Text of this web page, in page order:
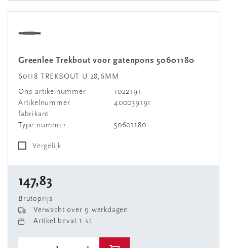
Greenlee Trekbout voor gatenpons 50601180
60118 TREKBOUT U 28,6MM
Ons artikelnummer
1022191
Artikelnummer
fabrikant
400039191
Type nummer 50601180
Vergelijk
147,83
Brutoprijs
Verwacht over 9 werkdagen
Artikel bevat 1 st